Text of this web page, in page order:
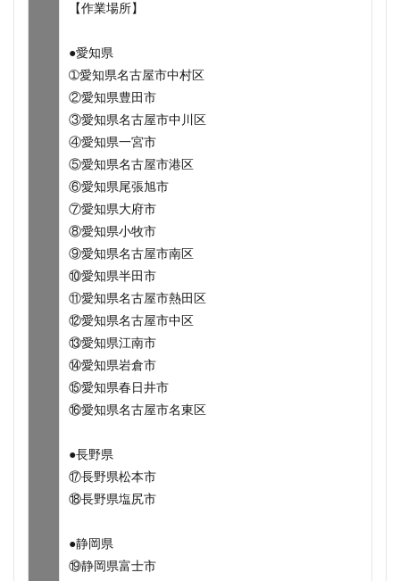
【作業場所】
●愛知県
➀愛知県名古屋市中村区
②愛知県豊田市
③愛知県名古屋市中川区
④愛知県一宮市
⑤愛知県名古屋市港区
⑥愛知県尾張旭市
⑦愛知県大府市
⑧愛知県小牧市
⑨愛知県名古屋市南区
⑩愛知県半田市
⑪愛知県名古屋市熱田区
⑫愛知県名古屋市中区
⑬愛知県江南市
⑭愛知県岩倉市
⑮愛知県春日井市
⑯愛知県名古屋市名東区
●長野県
⑰長野県松本市
⑱長野県塩尻市
●静岡県
⑲静岡県富士市